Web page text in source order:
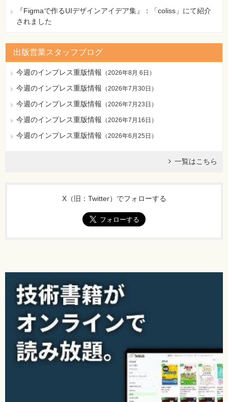
『Figmaで作るUIデザインアイデア集』：「coliss」にて紹介
されました
出版営業スタッフブログ
今週のインプレス重版情報 （2026年8月 6日 ）
今週のインプレス重版情報 （2026年7月30日 ）
今週のインプレス重版情報 （2026年7月23日 ）
今週のインプレス重版情報 （2026年7月16日 ）
今週のインプレス重版情報 （2026年6月25日 ）
一覧はこちら
X（旧：Twitter）でフォローする